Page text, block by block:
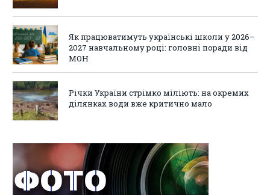
Як працюватимуть українські школи у 2026–
2027 навчальному році: головні поради від
МОН
Річки України стрімко міліють: на окремих
ділянках води вже критично мало